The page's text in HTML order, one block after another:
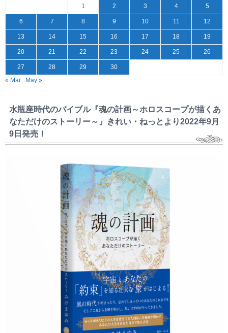
1 2 3 4 5
6 7 8 9 10 11 12
13 14 15 16 17 18 19
20 21 22 23 24 25 26
27 28 29
30
« Mar
May »
水瓶座時代のバイブル『魂の計画～ホロスコープが描くあ
なただけのストーリー～』きれい・ねっとより2022年9月
9日発売！